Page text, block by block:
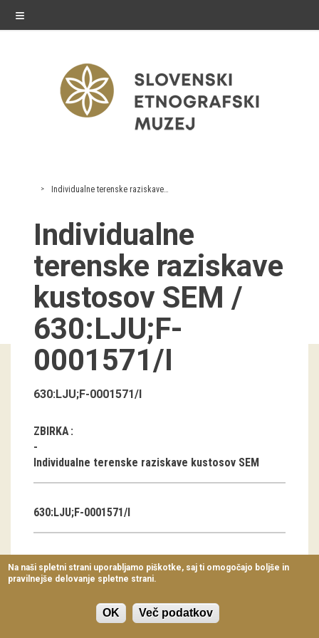
≡
razstave
Stalne razstave
Občasne razstave
Gostovanja
E-razstave
Virtualni sprehodi
Razstavni projekti
Napovednik
Arhiv razstav
dogodki
Prireditve
Predavanja
Delavnice
Vodeni ogledi
Individualne terenske raziskave kustosov SEM
Individualne
terenske raziskave
kustosov SEM /
630:LJU;F-
0001571/I
630:LJU;F-0001571/I
ZBIRKA
Individualne terenske raziskave kustosov SEM
630:LJU;F-0001571/I
AVTOR
KLASIFIKACIJA
Na naši spletni strani uporabljamo piškotke, saj ti omogočajo boljše in
pravilnejše delovanje spletne strani.
OK Več podatkov